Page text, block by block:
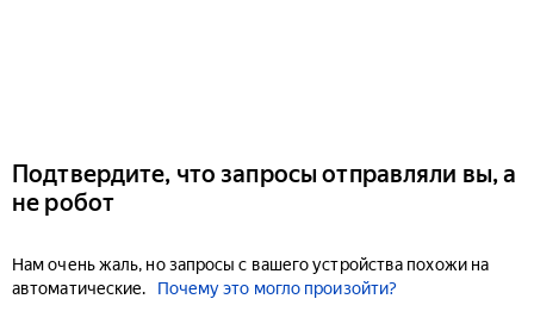
Подтвердите, что запросы отправляли вы, а
не робот
Нам очень жаль, но запросы с вашего устройства похожи на
автоматические.
Почему это могло произойти?